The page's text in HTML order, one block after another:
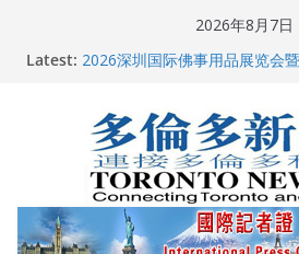
2026年8月7日
Latest: 2026深圳国际佛事用品展览会
特朗普称加拿大“不友善”并批
关加拿大就业
2026加拿大青少年儿童绘画比
龚晓华参加多伦多骄傲大游行